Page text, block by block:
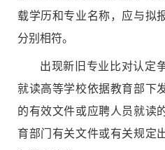
载学历和专业名称，应与拟
分别相符。
出现新旧专业比对认定
就读高等学校依据教育部下
的有效文件或应聘人员就读
育部门有关文件或有关规定